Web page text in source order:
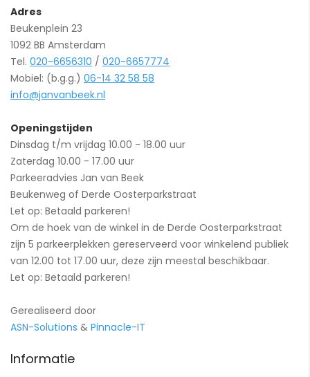
Adres
Beukenplein 23
1092 BB Amsterdam
Tel. 020-6656310 / 020-6657774
Mobiel: (b.g.g.) 06-14 32 58 58
info@janvanbeek.nl
Openingstijden
Dinsdag t/m vrijdag 10.00 - 18.00 uur
Zaterdag 10.00 - 17.00 uur
Parkeeradvies Jan van Beek
Beukenweg of Derde Oosterparkstraat
Let op: Betaald parkeren!
Om de hoek van de winkel in de Derde Oosterparkstraat
zijn 5 parkeerplekken gereserveerd voor winkelend publiek
van 12.00 tot 17.00 uur, deze zijn meestal beschikbaar.
Let op: Betaald parkeren!
Gerealiseerd door
ASN-Solutions & Pinnacle-IT
Informatie